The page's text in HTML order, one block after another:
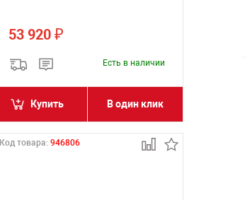
53 920₽
Есть в наличии
Купить В один клик
Код товара:946806